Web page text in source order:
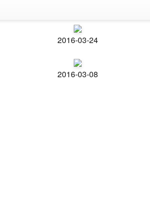
2016-03-24
2016-03-08